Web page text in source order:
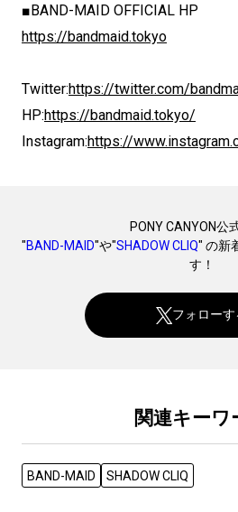
■BAND-MAID OFFICIAL HP
https://bandmaid.tokyo
Twitter:https://twitter.com/
HP:https://bandmaid.tokyo/
Instagram:https://
PONY CANYON公
"BAND-MAID"や"SHADOW CLIQ" の新
す！
フォローす
関連キーワ
BAND-MAID SHADOW CLIQ